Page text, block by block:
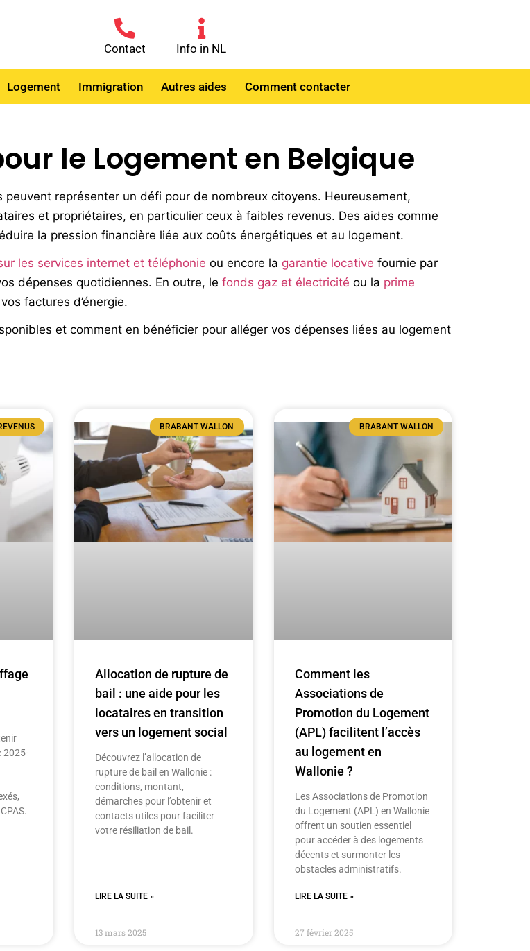
Contact Info in NL
Logement Immigration Autres aides Comment contacter
le Logement en Belgique
représenter un défi pour de nombreux citoyens. Heureusement,
et propriétaires, en particulier ceux à faibles revenus. Des aides comme
la pression financière liée aux coûts énergétiques et au logement.
les services internet et téléphonie ou encore la garantie locative fournie par
dépenses quotidiennes. En outre, le fonds gaz et électricité ou la prime
factures d’énergie.
et comment en bénéficier pour alléger vos dépenses liées au logement
2025-
BRABANT WALLON
Allocation de rupture de
bail : une aide pour les
locataires en transition
vers un logement social
Découvrez l’allocation de
rupture de bail en Wallonie :
conditions, montant,
démarches pour l’obtenir et
contacts utiles pour faciliter
votre résiliation de bail.
LIRE LA SUITE »
13 mars 2025
BRABANT WALLON
Comment les
Associations de
Promotion du Logement
(APL) facilitent l’accès
au logement en
Wallonie ?
Les Associations de Promotion
du Logement (APL) en Wallonie
offrent un soutien essentiel
pour accéder à des logements
décents et surmonter les
obstacles administratifs.
LIRE LA SUITE »
27 février 2025